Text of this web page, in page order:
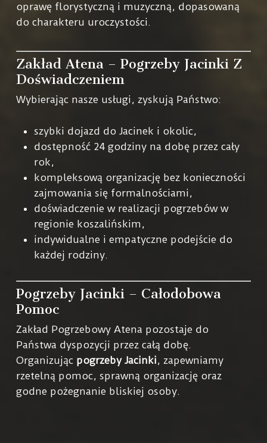
oprawę florystyczną i muzyczną, dopasowaną
do charakteru uroczystości.
Zakład Atena – Pogrzeby Jacinki Z
Doświadczeniem
Wybierając nasze usługi, zyskują Państwo:
szybki dojazd do Jacinek i okolic,
dostępność 24 godziny na dobę przez cały
rok,
kompleksową organizację bez konieczności
zajmowania się formalnościami,
doświadczenie w realizacji pogrzebów w
regionie koszalińskim,
indywidualne i empatyczne podejście do
każdej rodziny.
Pogrzeby Jacinki – Całodobowa
Pomoc
Zakład Pogrzebowy Atena pozostaje do
Państwa dyspozycji przez całą dobę.
Organizując pogrzeby Jacinki, zapewniamy
rzetelną pomoc, sprawną organizację oraz
godne pożegnanie bliskiej osoby.